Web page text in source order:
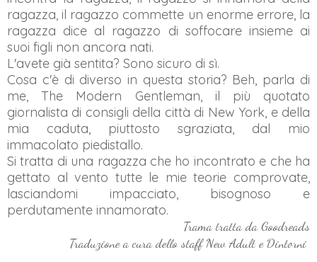
ragazza, il ragazzo commette un enorme errore, la
ragazza dice al ragazzo di soffocare insieme ai
suoi figli non ancora nati.
L'avete già sentita? Sono sicuro di sì.
Cosa c'è di diverso in questa storia? Beh, parla di
me, The Modern Gentleman, il più quotato
giornalista di consigli della città di New York, e della
mia caduta, piuttosto sgraziata, dal mio
immacolato piedistallo.
Si tratta di una ragazza che ho incontrato e che ha
gettato al vento tutte le mie teorie comprovate,
lasciandomi impacciato, bisognoso e
perdutamente innamorato.
Trama tratta da Goodreads
Traduzione a cura dello staff New Adult e Dintorni